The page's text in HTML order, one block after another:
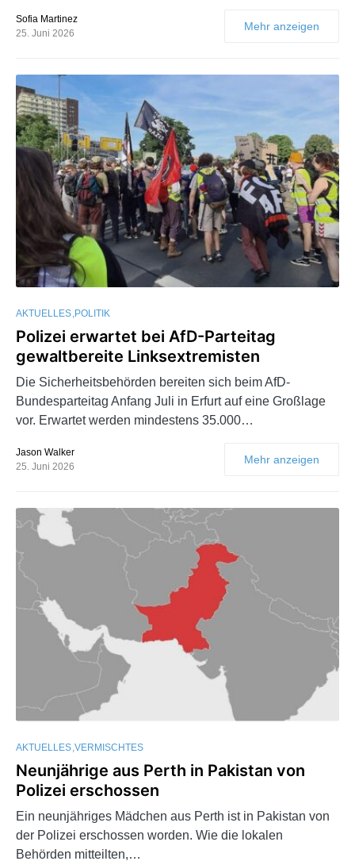
Sofia Martinez
25. Juni 2026
Mehr anzeigen
AKTUELLES POLITIK
Polizei erwartet bei AfD-Parteitag
gewaltbereite Linksextremisten
Die Sicherheitsbehörden bereiten sich beim AfD-
Bundesparteitag Anfang Juli in Erfurt auf eine Großlage
vor. Erwartet werden mindestens 35.000…
Jason Walker
25. Juni 2026
Mehr anzeigen
AKTUELLES VERMISCHTES
Neunjährige aus Perth in Pakistan von
Polizei erschossen
Ein neunjähriges Mädchen aus Perth ist in Pakistan von
der Polizei erschossen worden. Wie die lokalen
Behörden mitteilten,…